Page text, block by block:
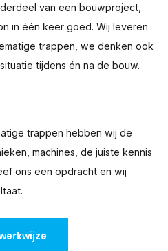
van een bouwproject,
in één keer goed. Wij leveren
trappen, we denken ook
tijdens én na de bouw.
trappen hebben wij de
machines, de juiste kennis
ons een opdracht en wij